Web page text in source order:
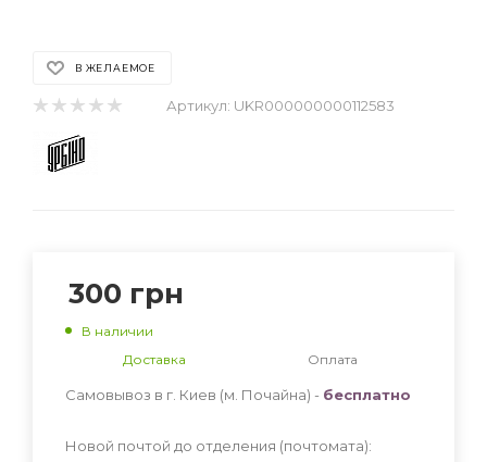
В ЖЕЛАЕМОЕ
Артикул: UKR000000000112583
300 грн
В наличии
Доставка
Оплата
Самовывоз в г. Киев (м. Почайна) - бесплатно
Новой почтой до отделения (почтомата):